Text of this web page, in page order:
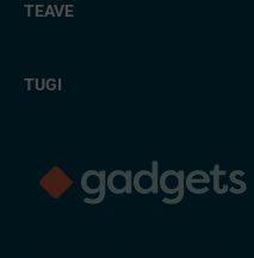
TEAVE
TUGI